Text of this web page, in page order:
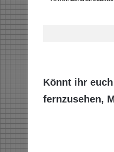
Könnt ihr
fernzusehen,